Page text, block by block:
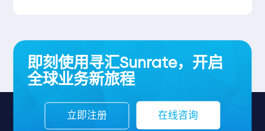
即刻使用寻汇Sunrate，开启
全球业务新旅程
立即注册 在线咨询